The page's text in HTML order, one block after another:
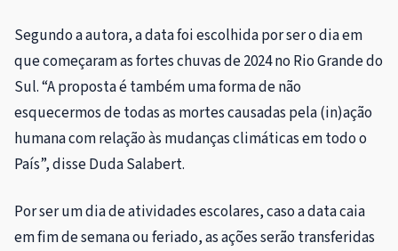
Segundo a autora, a data foi escolhida por ser o dia em
que começaram as fortes chuvas de 2024 no Rio Grande do
Sul. “A proposta é também uma forma de não
esquecermos de todas as mortes causadas pela (in)ação
humana com relação às mudanças climáticas em todo o
País”, disse Duda Salabert.
Por ser um dia de atividades escolares, caso a data caia
em fim de semana ou feriado, as ações serão transferidas